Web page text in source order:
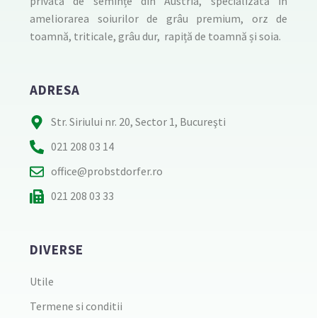
ameliorarea soiurilor de grâu premium, orz de
toamnă, triticale, grâu dur, rapiță de toamnă și soia.
ADRESA
Str. Siriului nr. 20, Sector 1, Bucureşti
021 208 03 14
office@probstdorfer.ro
021 208 03 33
DIVERSE
Utile
Termene si conditii